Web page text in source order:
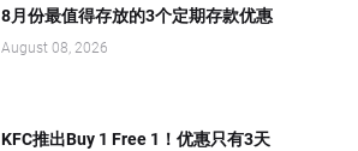
8月份最值得存放的3个定期存款优惠
August 08, 2026
KFC推出Buy 1 Free 1！优惠只有3天